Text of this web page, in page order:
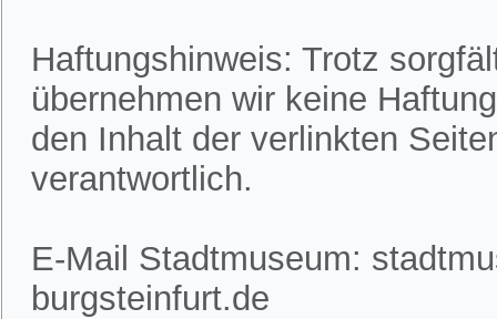
Haftungshinweis: Trotz
übernehmen wir keine
den Inhalt der verlinkten
verantwortlich.
E-Mail Stadtmuseum:
burgsteinfurt.de